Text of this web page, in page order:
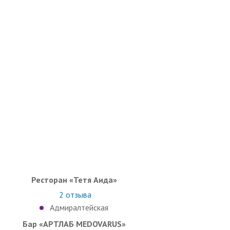
Ресторан «Тетя Аида»
2 отзыва
Адмиралтейская
Бар «АРТЛАБ MEDOVARUS»